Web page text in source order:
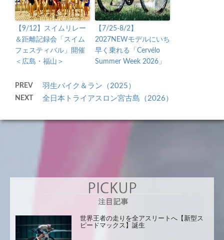
【9/12】スイムリレー
＆距離記録会「スイム
フェスティバル」開催
＜広島・福山＞
【7/25-8/2】
2027NEWモデルにいち
早く乗れる「Cervélo
Summer Week 2026」
PREV 羽生バイク＆ラン（2025）
NEXT 全日本トライアスロン宮古島（2026）
世界王者の走りを全アスリートへ【新型ス
ピードマックス】誕生